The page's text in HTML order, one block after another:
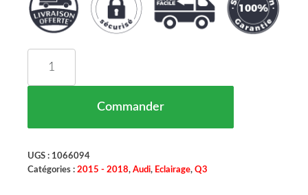
Commander
UGS : 1066094
Catégories : 2015 - 2018, Audi, Eclairage, Q3